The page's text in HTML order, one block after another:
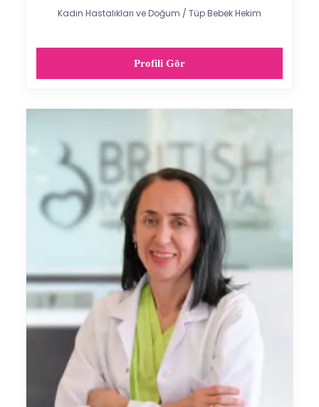
Kadın Hastalıkları ve Doğum / Tüp Bebek Hekim
Profili Gör